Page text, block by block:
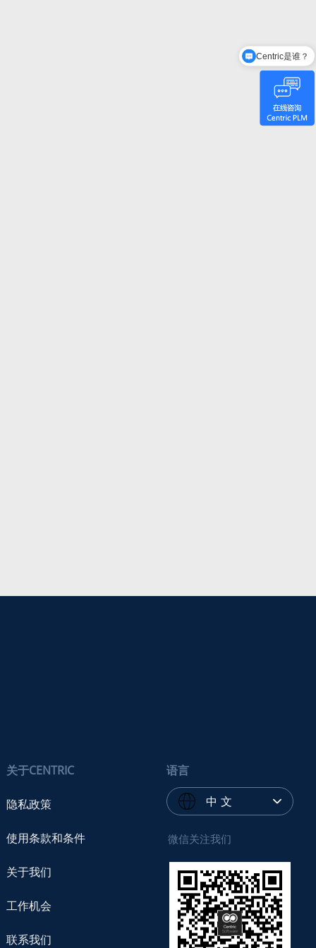
关于CENTRIC
隐私政策
使用条款和条件
关于我们
工作机会
联系我们
语言
中 文
微信关注我们
Centric是谁？